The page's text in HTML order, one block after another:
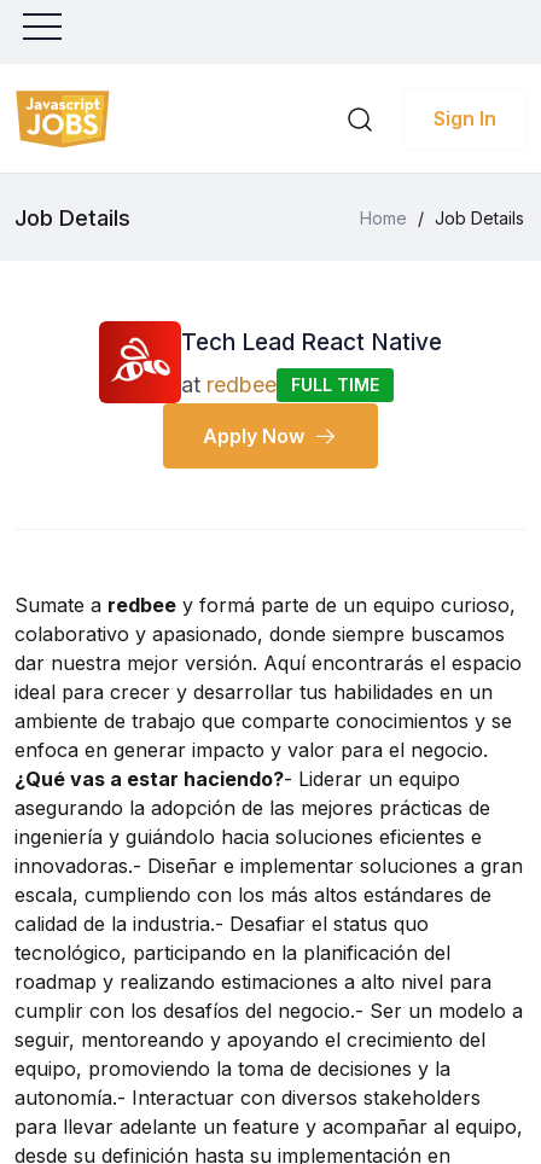
Sign In
Job Details Home / Job Details
Tech Lead React Native
at redbee FULL TIME
Apply Now
Sumate a redbee y formá parte de un equipo curioso,
colaborativo y apasionado, donde siempre buscamos
dar nuestra mejor versión. Aquí encontrarás el espacio
ideal para crecer y desarrollar tus habilidades en un
ambiente de trabajo que comparte conocimientos y se
enfoca en generar impacto y valor para el negocio.
¿Qué vas a estar haciendo?- Liderar un equipo
asegurando la adopción de las mejores prácticas de
ingeniería y guiándolo hacia soluciones eficientes e
innovadoras.- Diseñar e implementar soluciones a gran
escala, cumpliendo con los más altos estándares de
calidad de la industria.- Desafiar el status quo
tecnológico, participando en la planificación del
roadmap y realizando estimaciones a alto nivel para
cumplir con los desafíos del negocio.- Ser un modelo a
seguir, mentoreando y apoyando el crecimiento del
equipo, promoviendo la toma de decisiones y la
autonomía.- Interactuar con diversos stakeholders
para llevar adelante un feature y acompañar al equipo,
desde su definición hasta su implementación en